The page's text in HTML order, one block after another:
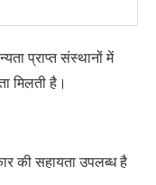
प्राप्त संस्थानों में
मिलती है।
की सहायता उपलब्ध है